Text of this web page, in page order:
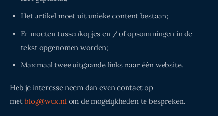
Het artikel moet uit unieke content bestaan;
Er moeten tussenkopjes en / of opsommingen in de
tekst opgenomen worden;
Maximaal twee uitgaande links naar één website.
Heb je interesse neem dan even contact op
metblog@wux.nlom de mogelijkheden te bespreken.